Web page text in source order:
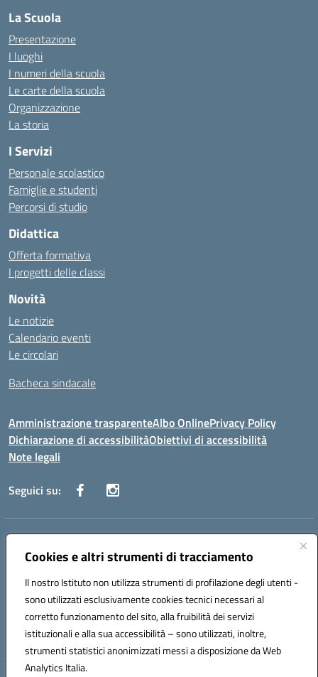
Cookies e altri strumenti di tracciamento
Il nostro Istituto non utilizza strumenti di profilazione degli utenti -
sono utilizzati esclusivamente cookies tecnici necessari al
corretto funzionamento del sito, alla fruibilità dei servizi
istituzionali e alla sua accessibilità – sono utilizzati, inoltre,
strumenti statistici anonimizzati messi a disposizione da Web
Analytics Italia.
La Scuola
Presentazione
I luoghi
I numeri della scuola
Le carte della scuola
Organizzazione
La storia
I Servizi
Personale scolastico
Famiglie e studenti
Percorsi di studio
Didattica
Offerta formativa
I progetti delle classi
Novità
Le notizie
Calendario eventi
Le circolari
Bacheca sindacale
Amministrazione trasparenteAlbo OnlinePrivacy Policy
Dichiarazione di accessibilitàObiettivi di accessibilità
Note legali
Seguici su:
Indirizzo:
Centralino:0924 534873 Salemi - 0924534879 Partanna
Posta elettronica certificata (PEC):tpis002005@pec.istruzione.it
Codice fiscale: 90000320813
Codice meccanografico: TPIS002005